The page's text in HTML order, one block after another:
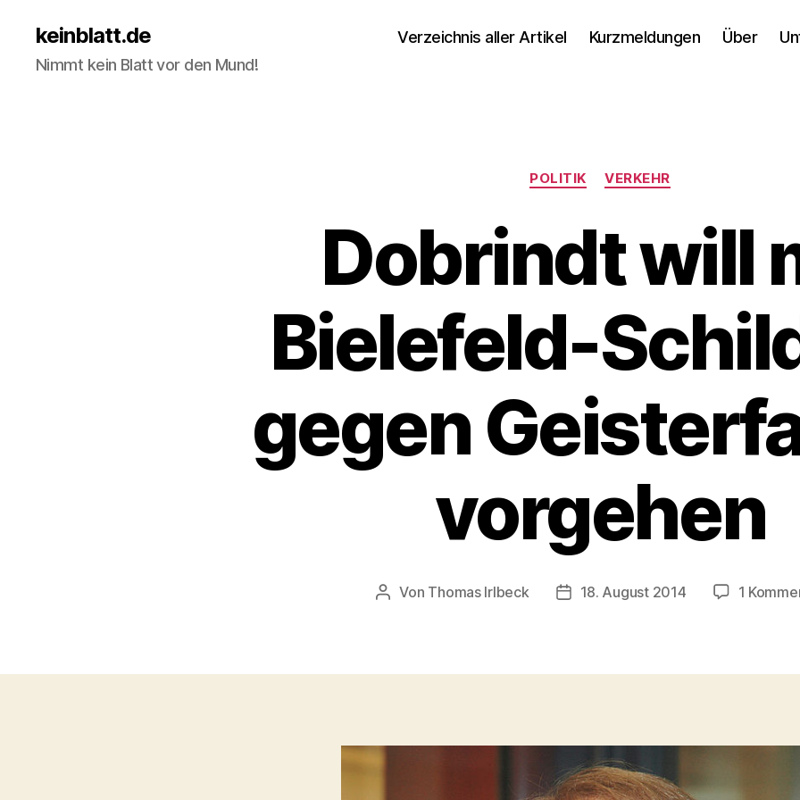
keinblatt.de
Nimmt kein Blatt vor den Mund!
Verzeichnis aller Artikel Kurzmeldungen Über
Kategorien
POLITIK VERKEHR
Dobrindt will
Bielefeld-
gegen
vorgehen
Beitragsautor
Von Thomas Irlbeck Veröffentlichungsdatum
18. August 2014 1